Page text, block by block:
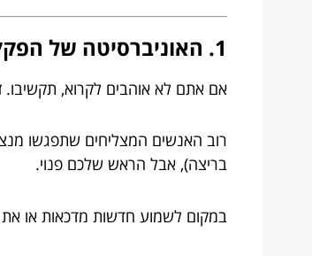
1. האוניברסיטה של הפקקים: פודקאסטים וספרי שמע
אם אתם לא אוהבים לקרוא, תקשיבו.
בריצה), אבל הראש שלכם פנוי.
במקום לשמוע חדשות מדכאות או את